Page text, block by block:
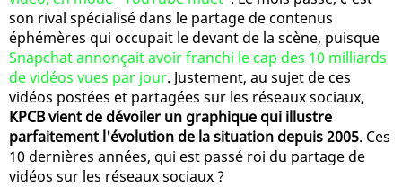
son rival spécialisé dans le partage de contenus
éphémères qui occupait le devant de la scène, puisque
Snapchat annonçait avoir franchi le cap des 10 milliards
de vidéos vues par jour. Justement, au sujet de ces
vidéos postées et partagées sur les réseaux sociaux,
KPCB vient de dévoiler un graphique qui illustre
parfaitement l'évolution de la situation depuis 2005. Ces
10 dernières années, qui est passé roi du partage de
vidéos sur les réseaux sociaux ?